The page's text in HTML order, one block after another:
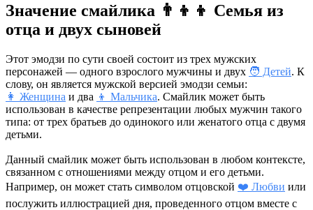
Значение смайлика 👨‍👦‍👦 Семья из
отца и двух сыновей
Этот эмодзи по сути своей состоит из трех мужских
персонажей — одного взрослого мужчины и двух 🧑 Детей. К
слову, он является мужской версией эмодзи семьи:
👩 Женщина и два 👦 Мальчика. Смайлик может быть
использован в качестве репрезентации любых мужчин такого
типа: от трех братьев до одинокого или женатого отца с двумя
детьми.
Данный смайлик может быть использован в любом контексте,
связанном с отношениями между отцом и его детьми.
Например, он может стать символом отцовской ❤️ Любви или
послужить иллюстрацией дня, проведенного отцом вместе с